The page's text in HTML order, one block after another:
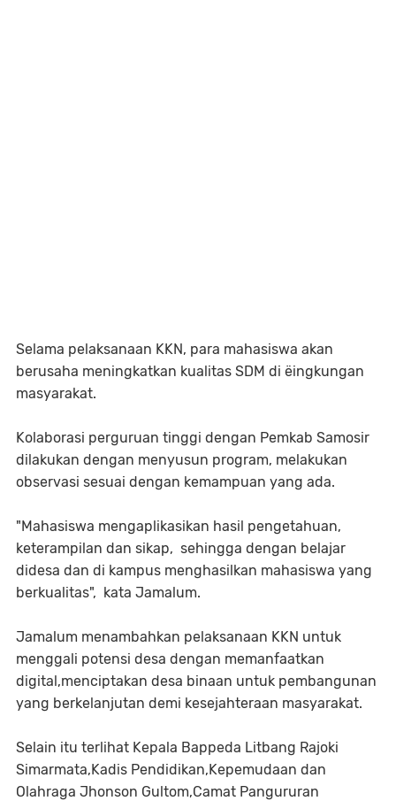
Selama pelaksanaan KKN, para mahasiswa akan
berusaha meningkatkan kualitas SDM di ëingkungan
masyarakat.
Kolaborasi perguruan tinggi dengan Pemkab Samosir
dilakukan dengan menyusun program, melakukan
observasi sesuai dengan kemampuan yang ada.
"Mahasiswa mengaplikasikan hasil pengetahuan,
keterampilan dan sikap, sehingga dengan belajar
didesa dan di kampus menghasilkan mahasiswa yang
berkualitas", kata Jamalum.
Jamalum menambahkan pelaksanaan KKN untuk
menggali potensi desa dengan memanfaatkan
digital,menciptakan desa binaan untuk pembangunan
yang berkelanjutan demi kesejahteraan masyarakat.
Selain itu terlihat Kepala Bappeda Litbang Rajoki
Simarmata,Kadis Pendidikan,Kepemudaan dan
Olahraga Jhonson Gultom,Camat Pangururan